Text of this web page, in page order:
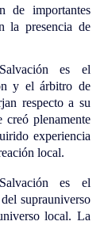
de importantes
la presencia de
es el
y el árbitro de
respecto a su
creó plenamente
experiencia
local.
es el
suprauniverso
local. La